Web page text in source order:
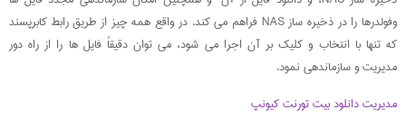
وفولدرها را در ذخیره ساز NAS فراهم می کند. در واقع همه چیز از طریق رابط کابرپسند
که تنها با انتخاب و کلیک بر آن اجرا می شود، می توان دقیقاً فایل ها را از راه دور
مدیریت و سازماندهی نمود.
مدیریت دانلود بیت تورنت کیونپ